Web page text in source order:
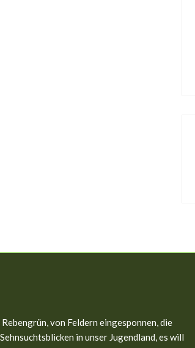
von Feldern eingesponnen, die
in unser Jugendland, es will